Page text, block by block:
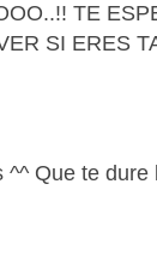
TE
SI ERES
^^ Que te